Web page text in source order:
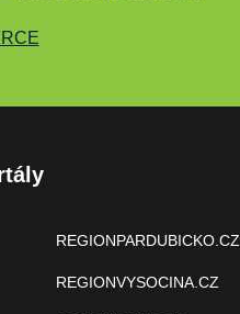
REGIONPARDUBICKO.CZ
REGIONVYSOCINA.CZ